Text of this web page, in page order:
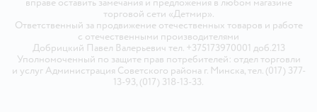
вправе оставить замечания и предложения в любом магазине
торговой сети «Детмир».
Ответственный за продвижение отечественных товаров и работе
с отечественными производителями
Добрицкий Павел Валерьевич тел. +375173970001 доб.213
Уполномоченный по защите прав потребителей: отдел торговли
и услуг Администрация Советского района г. Минска, тел. (017) 377-
13-93, (017) 318-13-33.